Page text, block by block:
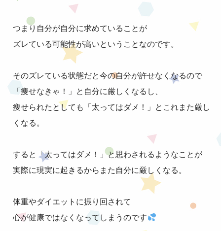
つまり自分が自分に求めていることが
ズレている可能性が高いということなのです。
そのズレている状態だと今の自分が許せなくなるので
「痩せなきゃ！」と自分に厳しくなるし、
痩せられたとしても「太ってはダメ！」とこれまた厳し
くなる。
すると「太ってはダメ！」と思わされるようなことが
実際に現実に起きるからまた自分に厳しくなる。
体重やダイエットに振り回されて
心が健康ではなくなってしまうのです